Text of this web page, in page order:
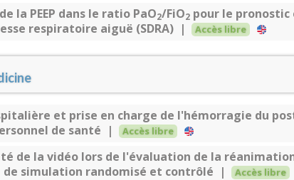
la PEEP dans le ratio PaO2/FiO2 pour le
respiratoire aiguë (SDRA) |
Accès libre
et prise en charge de l'hémorragie du
de santé |
Accès libre
de la vidéo lors de l'évaluation de la
de simulation randomisé et contrôlé |
Accès libre